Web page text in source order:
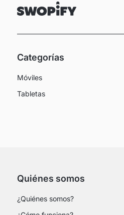
Categorías
Móviles
Tabletas
Quiénes somos
¿Quiénes somos?